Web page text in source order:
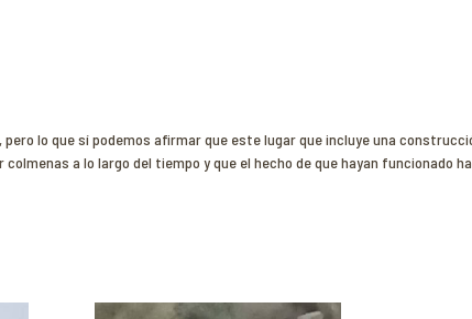
lo que sí podemos afirmar que este lugar que incluye una
a lo largo del tiempo y que el hecho de que hayan funcionado